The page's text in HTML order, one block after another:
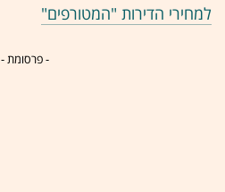
למחירי הדירות "המטורפים"
- פרסומת -